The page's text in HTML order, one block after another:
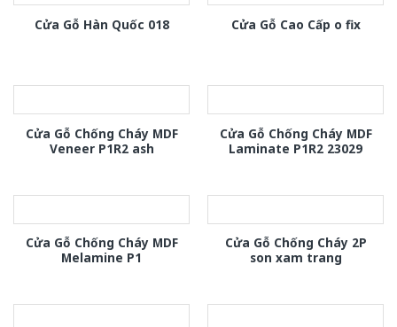
Cửa Gỗ Hàn Quốc 018 Cửa Gỗ Cao Cấp o fix
Cửa Gỗ Chống Cháy MDF
Veneer P1R2 ash
Cửa Gỗ Chống Cháy MDF
Laminate P1R2 23029
Cửa Gỗ Chống Cháy MDF
Melamine P1
Cửa Gỗ Chống Cháy 2P
son xam trang